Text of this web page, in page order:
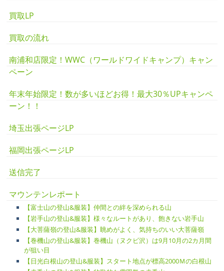
買取LP
買取の流れ
南浦和店限定！WWC（ワールドワイドキャンプ）キャン
ペーン
年末年始限定！数が多いほどお得！最大30％UPキャンペ
ーン！！
埼玉出張ページLP
福岡出張ページLP
送信完了
マウンテンレポート
【富士山の登山&服装】仲間との絆を深められる山
【岩手山の登山&服装】様々なルートがあり、飽きない岩手山
【大菩薩嶺の登山&服装】眺めがよく、気持ちのいい大菩薩嶺
【巻機山の登山&服装】巻機山（ヌクビ沢）は9月10月の2カ月間
が狙い目
【日光白根山の登山&服装】スタート地点が標高2000Ｍの白根山